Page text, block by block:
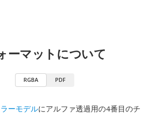
ーマットについて
RGBA PDF
ーモデルにアルファ透過用の4番目のチ